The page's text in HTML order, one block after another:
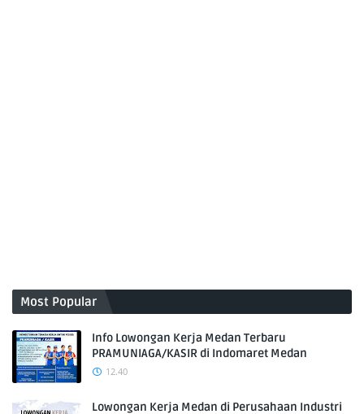
Most Popular
Info Lowongan Kerja Medan Terbaru
PRAMUNIAGA/KASIR di Indomaret Medan
12.40
Lowongan Kerja Medan di Perusahaan Industri